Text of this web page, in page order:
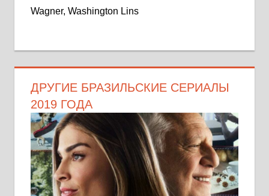
Wagner, Washington Lins
ДРУГИЕ БРАЗИЛЬСКИЕ СЕРИАЛЫ
2019 ГОДА